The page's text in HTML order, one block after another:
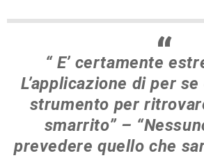
“ E’ certamente
L’applicazione di per
strumento per
smarrito” –
prevedere quello che